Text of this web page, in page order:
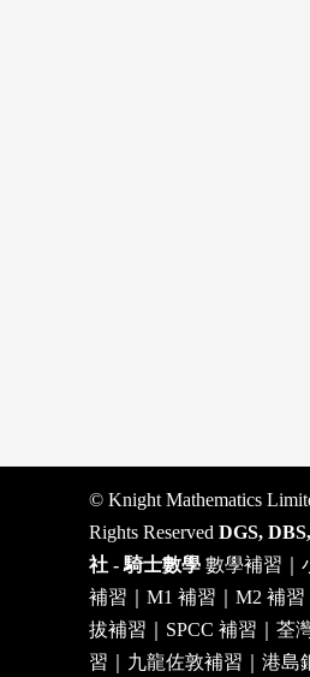
© Knight Mathematics
Rights Reserved DGS,
社 - 騎士數學 數學補習｜
補習｜M1 補習｜M2 補
拔補習｜SPCC 補習｜荃
習｜九龍佐敦補習｜港島